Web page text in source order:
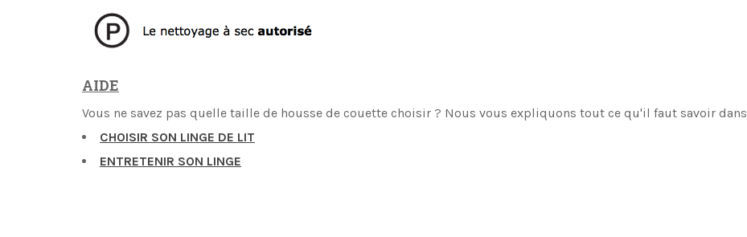
AIDE
Vous ne savez pas quelle taille de housse de couette choisir ? Nous vous expliquons tout ce qu'il faut savoir dans
CHOISIR SON LINGE DE LIT
ENTRETENIR SON LINGE